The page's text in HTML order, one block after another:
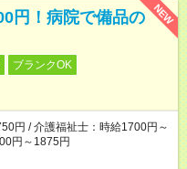
NEW
円！病院で備品の
ブランクOK
円 / 介護福祉士：時給1700円～
円～1875円